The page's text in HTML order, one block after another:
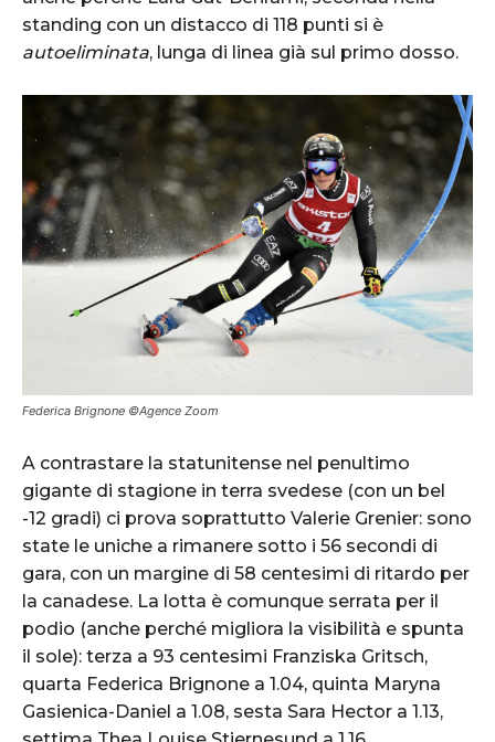
standing con un distacco di 118 punti si è
autoeliminata, lunga di linea già sul primo dosso.
Federica Brignone ©Agence Zoom
A contrastare la statunitense nel penultimo
gigante di stagione in terra svedese (con un bel
-12 gradi) ci prova soprattutto Valerie Grenier: sono
state le uniche a rimanere sotto i 56 secondi di
gara, con un margine di 58 centesimi di ritardo per
la canadese. La lotta è comunque serrata per il
podio (anche perché migliora la visibilità e spunta
il sole): terza a 93 centesimi Franziska Gritsch,
quarta Federica Brignone a 1.04, quinta Maryna
Gasienica-Daniel a 1.08, sesta Sara Hector a 1.13,